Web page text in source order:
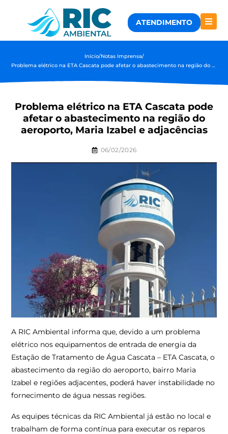
ATENDIMENTO
Início/Notas Imprensa/
Problema elétrico na ETA Cascata pode afetar o abastecimento na região do aeroporto, Maria Izabel e adjacências
Problema elétrico na ETA Cascata pode
afetar o abastecimento na região do
aeroporto, Maria Izabel e adjacências
06/02/2026
A RIC Ambiental informa que, devido a um problema
elétrico nos equipamentos de entrada de energia da
Estação de Tratamento de Água Cascata – ETA Cascata, o
abastecimento da região do aeroporto, bairro Maria
Izabel e regiões adjacentes, poderá haver instabilidade no
fornecimento de água nessas regiões.
As equipes técnicas da RIC Ambiental já estão no local e
trabalham de forma contínua para executar os reparos